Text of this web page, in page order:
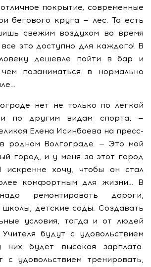
покрытие, современные
бегового круга — лес. То есть
свежим воздухом во время
это доступно для каждого! В
дешевле пойти в бар и
позаниматься в нормально
нет не только по легкой
и по другим видам спорта, —
Елена Исинбаева на пресс-
родном Волгограде. — Это мой
город, и у меня за этот город
хочу, чтобы он стал
комфортным для жизни… В
ремонтировать дороги,
детские сады. Создавать
условия, тогда и от людей
будут с удовольствием
них будет высокая зарплата.
с удовольствием тренировать,